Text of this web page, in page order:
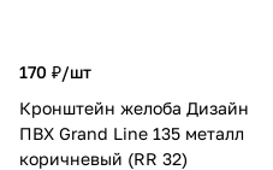
170 ₽/шт
Кронштейн желоба Дизайн
ПВХ Grand Line 135 металл
коричневый (RR 32)